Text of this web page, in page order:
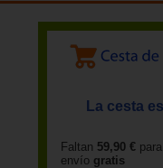
La cesta
Faltan 59,90 €
envío gratis